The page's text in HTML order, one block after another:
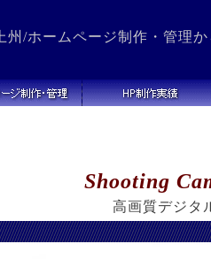
州/ホームページ制作・管理
Shooting
高画質デジタ